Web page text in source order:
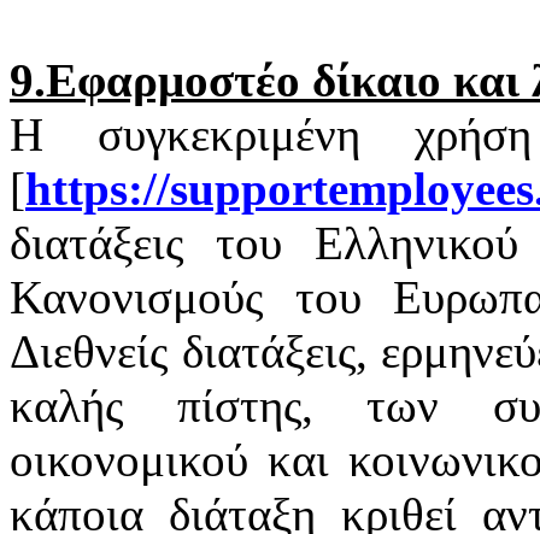
9.Εφαρμοστέο δίκαιο και
Η συγκεκριμένη
[https://supportemployees
διατάξεις του
Κανονισμούς του
Διεθνείς διατάξεις,
καλής πίστης, των
οικονομικού και
κάποια διάταξη κριθεί